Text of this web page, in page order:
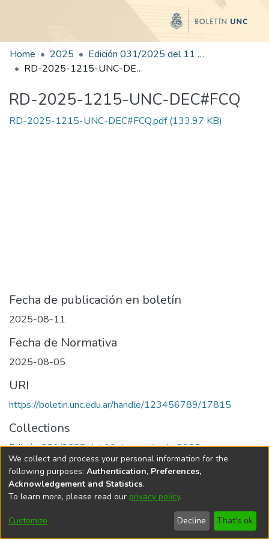
Home 2025
Edición 031/2025 del 11 de agosto de 2025
RD-2025-1215-UNC-DEC#FCQ
RD-2025-1215-UNC-DEC#FCQ
RD-2025-1215-UNC-DEC#FCQ.pdf(133.97 KB)
Fecha de publicación en boletín
2025-08-11
Fecha de Normativa
2025-08-05
URI
https://boletin.unc.edu.ar/handle/123456789/17815
Collections
Edición 031/2025 del 11 de agosto de 2025
Universidad Nacional de Córdoba
We collect and process your personal information for the
following purposes: Authentication, Preferences,
Acknowledgement and Statistics.
To learn more, please read our privacy policy.
Customize Decline That's ok